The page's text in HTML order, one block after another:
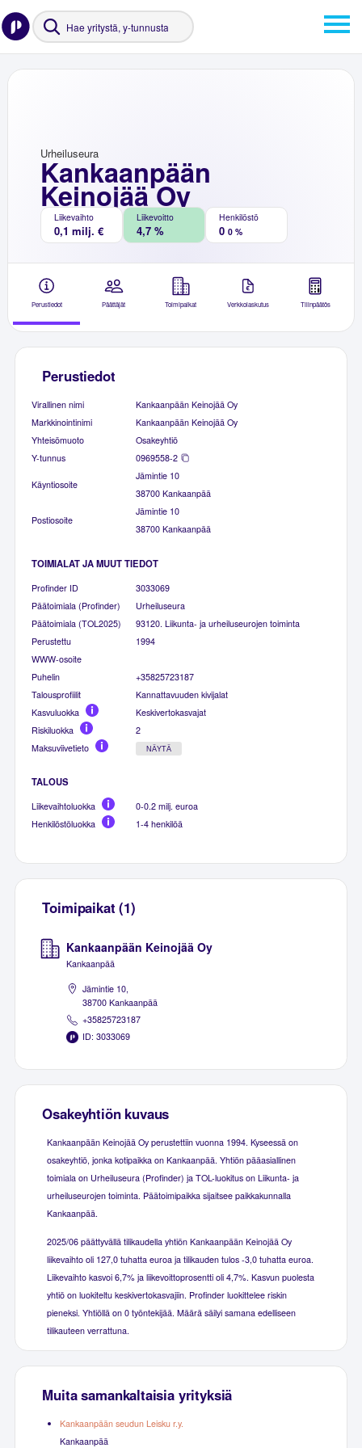
Kankaanpään
Keinojää Oy
Urheiluseura
Liikevaihto
0,1 milj. €
Liikevoitto
4,7 %
Henkilöstö
0 0 %
Perustiedot Päättäjät Toimipaikat Verkkolaskutus Tilinpäätös
Perustiedot
Virallinen nimi
Kankaanpään Keinojää Oy
Markkinointinimi
Kankaanpään Keinojää Oy
Yhteisömuoto
Osakeyhtiö
Y-tunnus
0969558-2
Käyntiosoite
Jämintie 10
38700 Kankaanpää
Postiosoite
Jämintie 10
38700 Kankaanpää
TOIMIALAT JA MUUT TIEDOT
Profinder ID
3033069
Päätoimiala (Profinder)
Urheiluseura
Päätoimiala (TOL2025)
93120. Liikunta- ja urheiluseurojen toiminta
Perustettu
1994
WWW-osoite
Puhelin
+35825723187
Talousprofiilit
Kannattavuuden kivijalat
Kasvuluokka
Keskivertokasvajat
Riskiluokka
2
Maksuviivetieto
NÄYTÄ
TALOUS
Liikevaihtoluokka
0-0.2 milj. euroa
Henkilöstöluokka
1-4 henkilöä
Toimipaikat (1)
Kankaanpään Keinojää Oy
Kankaanpää
Jämintie 10,
38700 Kankaanpää
+35825723187
ID: 3033069
Osakeyhtiön kuvaus
Kankaanpään Keinojää Oy perustettiin vuonna 1994. Kyseessä on
osakeyhtiö, jonka kotipaikka on Kankaanpää. Yhtiön pääasiallinen
toimiala on Urheiluseura (Profinder) ja TOL-luokitus on Liikunta- ja
urheiluseurojen toiminta. Päätoimipaikka sijaitsee paikkakunnalla
Kankaanpää.
2025/06 päättyvällä tilikaudella yhtiön Kankaanpään Keinojää Oy
liikevaihto oli 127,0 tuhatta euroa ja tilikauden tulos -3,0 tuhatta euroa.
Liikevaihto kasvoi 6,7% ja liikevoittoprosentti oli 4,7%. Kasvun puolesta
yhtiö on luokiteltu keskivertokasvajiin. Profinder luokittelee riskin
pieneksi. Yhtiöllä on 0 työntekijää. Määrä säilyi samana edelliseen
tilikauteen verrattuna.
Muita samankaltaisia yrityksiä
Kankaanpään seudun Leisku r.y.
Kankaanpää